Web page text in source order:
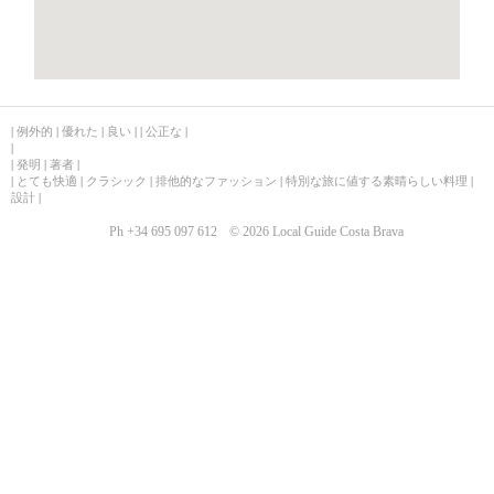
| 例外的 | 優れた | 良い | | 公正な |
|
| 発明 | 著者 |
| とても快適 | クラシック | 排他的なファッション | 特別な旅に値する素晴らしい料理 |
設計 |
Ph +34 695 097 612 © 2026 Local Guide Costa Brava